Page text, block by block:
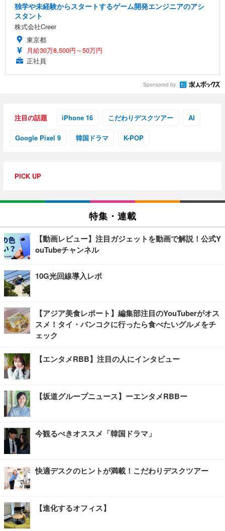
独学や未経験からスタートするゲーム開発エンジニアのアシ
スタント
株式会社Creer
東京都
月給30万8,500円～50万円
正社員
Sponsored by
注目の話題 iPhone 16 こだわりデスクツアー AI
Google Pixel 9 韓国ドラマ K-POP
PICK UP
特集・連載
【動画レビュー】注目ガジェットを動画で解説！公式Y
ouTubeチャンネル
10G光回線導入レポ
【アジア美食レポート】編集部注目のYouTuberがオス
スメ！タイ・バンコクに行ったら食べたいグルメをチ
ェック
【エンタメRBB】注目の人にインタビュー
【坂道グループニュース】ーエンタメRBBー
今観るべきオススメ「韓国ドラマ」
快適デスクのヒントが満載！こだわりデスクツアー
【進化するオフィス】